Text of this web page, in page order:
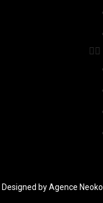
Designed by Agence Neoko